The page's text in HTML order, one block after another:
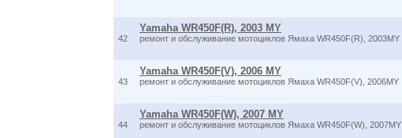
42
Yamaha WR450F(R), 2003 MY
ремонт и обслуживание мотоциклов Ямаха WR450F(R), 2003MY
43
Yamaha WR450F(V), 2006 MY
ремонт и обслуживание мотоциклов Ямаха WR450F(V), 2006MY
44
Yamaha WR450F(W), 2007 MY
ремонт и обслуживание мотоциклов Ямаха WR450F(W), 2007MY